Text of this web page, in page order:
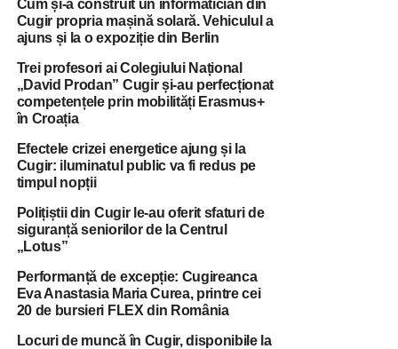
Cum și-a construit un informatician din
Cugir propria mașină solară. Vehiculul a
ajuns și la o expoziție din Berlin
Trei profesori ai Colegiului Național
„David Prodan” Cugir și-au perfecționat
competențele prin mobilități Erasmus+
în Croația
Efectele crizei energetice ajung și la
Cugir: iluminatul public va fi redus pe
timpul nopții
Polițiștii din Cugir le-au oferit sfaturi de
siguranță seniorilor de la Centrul
„Lotus”
Performanță de excepție: Cugireanca
Eva Anastasia Maria Curea, printre cei
20 de bursieri FLEX din România
Locuri de muncă în Cugir, disponibile la